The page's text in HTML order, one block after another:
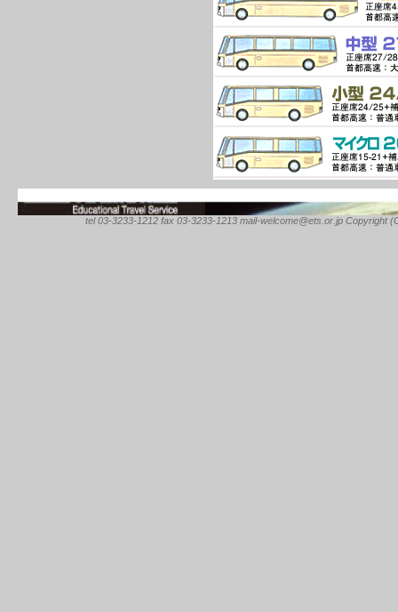
tel 03-3233-1212 fax 03-3233-1213 mail-welcome@ets.or.jp Copyright